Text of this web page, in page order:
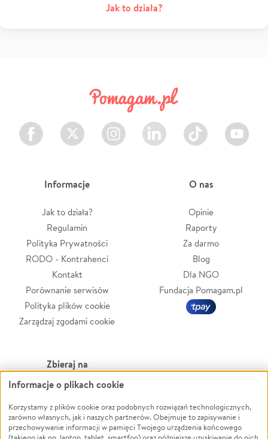
Jak to działa?
Facebook Twitter Instagram LinkedIn TikTok Youtube
Informacje
Jak to działa?
Regulamin
Polityka Prywatności
RODO - Kontrahenci
Kontakt
Porównanie serwisów
Polityka plików cookie
Zarządzaj zgodami cookie
O nas
Opinie
Raporty
Za darmo
Blog
Dla NGO
Fundacja Pomagam.pl
Zbieraj na
Leczenie
Zwierzęta
Pożar
Powódź
Wichura
Informacje o plikach cookie
Korzystamy z plików cookie oraz podobnych rozwiązań technologicznych,
zarówno własnych, jak i naszych partnerów. Obejmuje to zapisywanie i
przechowywanie informacji w pamięci Twojego urządzenia końcowego